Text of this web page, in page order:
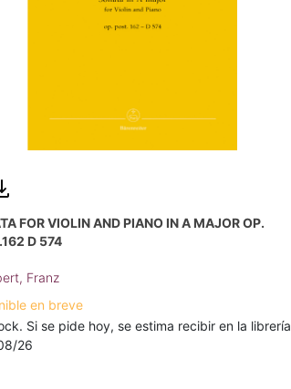
FOR VIOLIN AND PIANO IN A MAJOR OP.
D 574
Franz
en breve
Si se pide hoy, se estima recibir en la librería
26